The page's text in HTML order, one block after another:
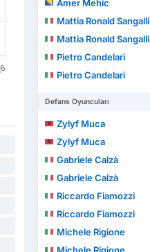
Amer Mehic
Mattia Ronald Sangalli
Mattia Ronald Sangalli
Pietro Candelari
Pietro Candelari
Defans Oyuncuları
Zylyf Muca
Zylyf Muca
Gabriele Calzà
Gabriele Calzà
Riccardo Fiamozzi
Riccardo Fiamozzi
Michele Rigione